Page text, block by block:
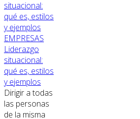
EMPRESAS
Liderazgo
situacional:
qué es, estilos
y ejemplos
Dirigir a todas
las personas
de la misma